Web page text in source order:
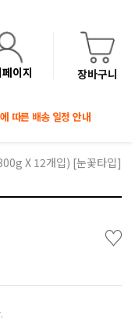
이지 장바구니
X 12개입) [눈꽃타입]
♡